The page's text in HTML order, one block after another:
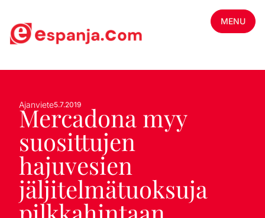
MENU
Ajanviete5.7.2019
Mercadona myy
suosittujen
hajuvesien
jäljitelmätuoksuja